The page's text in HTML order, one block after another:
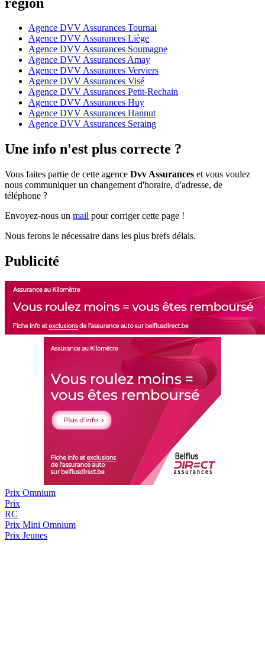
Agence DVV Assurances Tournai
Agence DVV Assurances Liège
Agence DVV Assurances Soumagne
Agence DVV Assurances Amay
Agence DVV Assurances Verviers
Agence DVV Assurances Visé
Agence DVV Assurances Petit-Rechain
Agence DVV Assurances Huy
Agence DVV Assurances Hannut
Agence DVV Assurances Seraing
Une info n'est plus correcte ?
Vous faites partie de cette agence Dvv Assurances et vous voulez
nous communiquer un changement d'horaire, d'adresse, de
téléphone ?
Envoyez-nous un mail pour corriger cette page !
Nous ferons le nécessaire dans les plus brefs délais.
Publicité
Prix Omnium
Prix
RC
Prix Mini Omnium
Prix Jeunes